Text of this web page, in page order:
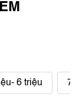
6 triệu 7